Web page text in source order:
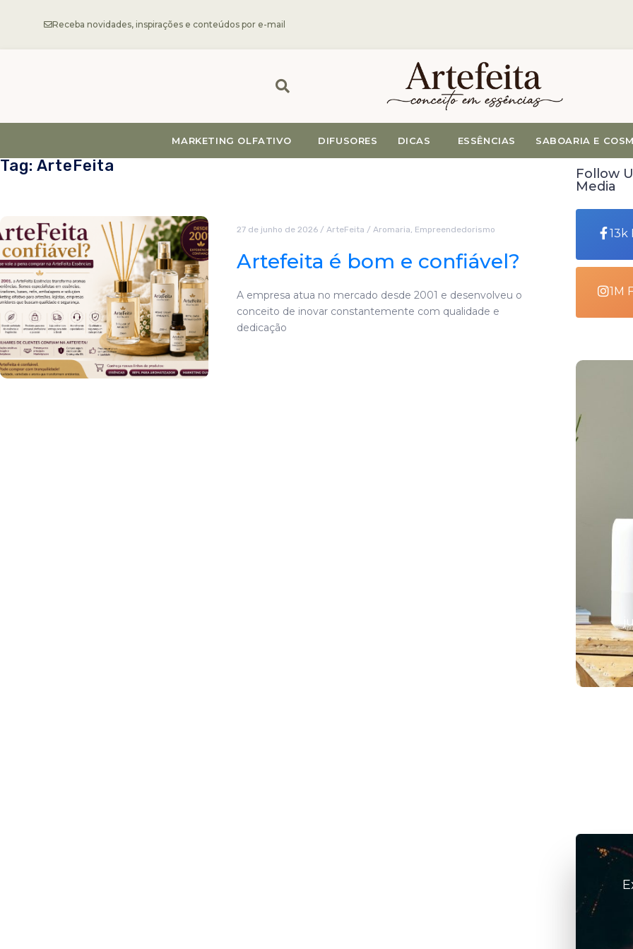
Receba novidades, inspirações e conteúdos por e-mail
MARKETING OLFATIVO DIFUSORES DICAS ESSÊNCIAS SABOARIA E
Tag: ArteFeita
27 de junho de 2026 / ArteFeita / Aromaria, Empreendedorismo
Artefeita é bom e confiável?
A empresa atua no mercado desde 2001 e desenvolveu o
conceito de inovar constantemente com qualidade e
dedicação
Follow
Media
13k
1M